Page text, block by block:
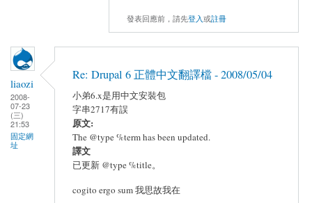
發表回應前，請先登入或註冊
liaozi
2008-
07-23
(三)
21:53
固定網
址
Re: Drupal 6 正體中文翻譯檔 - 2008/05/04
小弟6.x是用中文安裝包
字串2717有誤
原文:
The @type %term has been updated.
譯文
已更新 @type %title。
cogito ergo sum 我思故我在